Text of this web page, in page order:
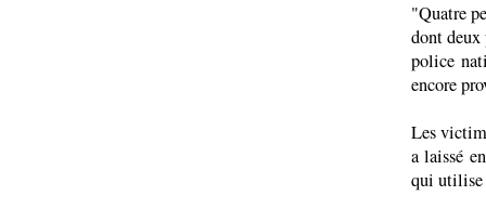
"Quatre
dont
police
encore
Les
a laissé
qui utilise